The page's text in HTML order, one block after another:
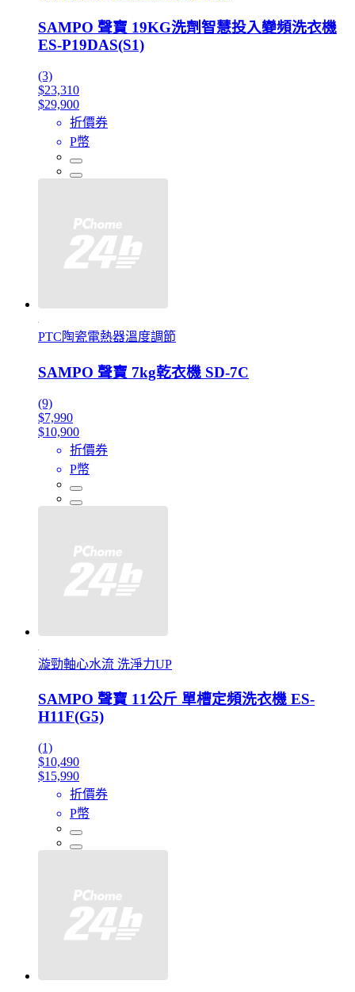
SAMPO 聲寶 19KG洗劑智慧投入變頻洗衣機
ES-P19DAS(S1)
(3)
$23,310
$29,900
折價券
P幣
PTC陶瓷電熱器溫度調節
SAMPO 聲寶 7kg乾衣機 SD-7C
(9)
$7,990
$10,900
折價券
P幣
漩勁軸心水流 洗淨力UP
SAMPO 聲寶 11公斤 單槽定頻洗衣機 ES-
H11F(G5)
(1)
$10,490
$15,990
折價券
P幣